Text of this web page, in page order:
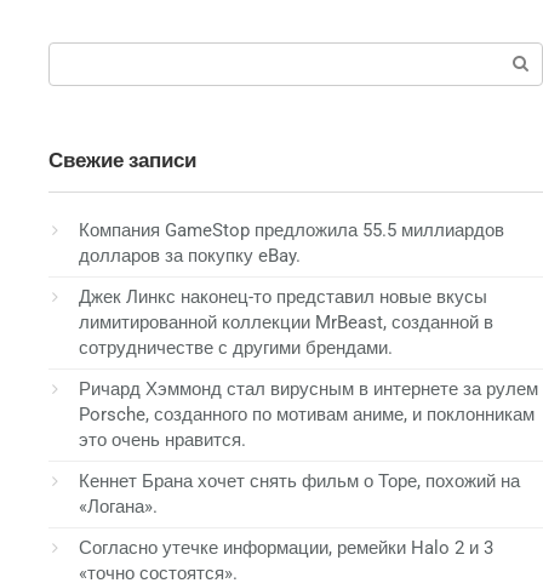
Поиск:
Свежие записи
Компания GameStop предложила 55.5 миллиардов
долларов за покупку eBay.
Джек Линкс наконец-то представил новые вкусы
лимитированной коллекции MrBeast, созданной в
сотрудничестве с другими брендами.
Ричард Хэммонд стал вирусным в интернете за рулем
Porsche, созданного по мотивам аниме, и поклонникам
это очень нравится.
Кеннет Брана хочет снять фильм о Торе, похожий на
«Логана».
Согласно утечке информации, ремейки Halo 2 и 3
«точно состоятся».